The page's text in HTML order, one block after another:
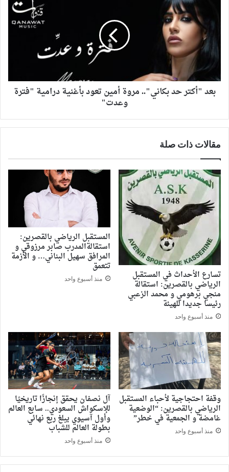
بعد "أكتر حد بكاني".. مروة أمين تعود بأغنية درامية "فترة
وعدت"
مقالات ذات صلة
تسارع الأحداث في المستقبل
الرياضي بالقصرين: استقالة
منجي برهومي و محمد الزعبي
رئيسا جديدا للهيئة
منذ أسبوع واحد
المستقبل الرياضي بالقصرين:
استقالةالمدرب صابر مرزوقي و
المرافق سهيل البناني… و الأزمة
تتعمق
منذ أسبوع واحد
وقفة احتجاجية لأحباء المستقبل
الرياضي بالقصرين: “الوضعية
غامضة و الجمعية في خطر”
منذ أسبوع واحد
آل نصفان يحقق إنجازًا تاريخيًا
للإسكواش السعودي.. سابع العالم
وأول آسيوي يبلغ ربع نهائي
بطولة العالم للشباب
منذ أسبوع واحد